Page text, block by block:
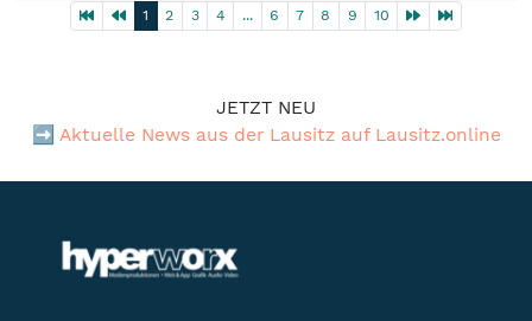
1 2 3 4 ... 6 7 8 9 10
JETZT NEU
➡️ Aktuelle News aus der Lausitz auf Lausitz.online